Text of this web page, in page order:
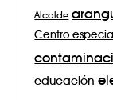
Alcalde
Centro
educación